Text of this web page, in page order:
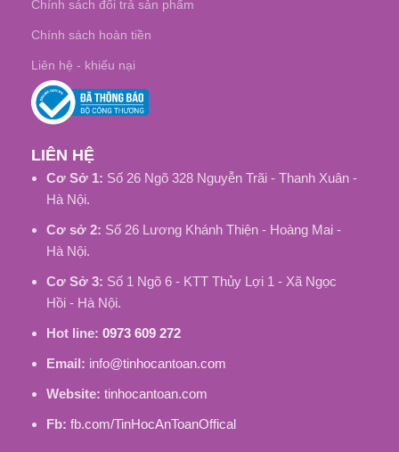
Chính sách đổi trả sản phẩm
Chính sách hoàn tiền
Liên hệ - khiếu nại
LIÊN HỆ
Cơ Sở 1: Số 26 Ngõ 328 Nguyễn Trãi - Thanh Xuân -
Hà Nội.
Cơ sở 2: Số 26 Lương Khánh Thiện - Hoàng Mai -
Hà Nội.
Cơ Sở 3: Số 1 Ngõ 6 - KTT Thủy Lợi 1 - Xã Ngọc
Hồi - Hà Nội.
Hot line: 0973 609 272
Email: info@tinhocantoan.com
Website: tinhocantoan.com
Fb: fb.com/TinHocAnToanOffical